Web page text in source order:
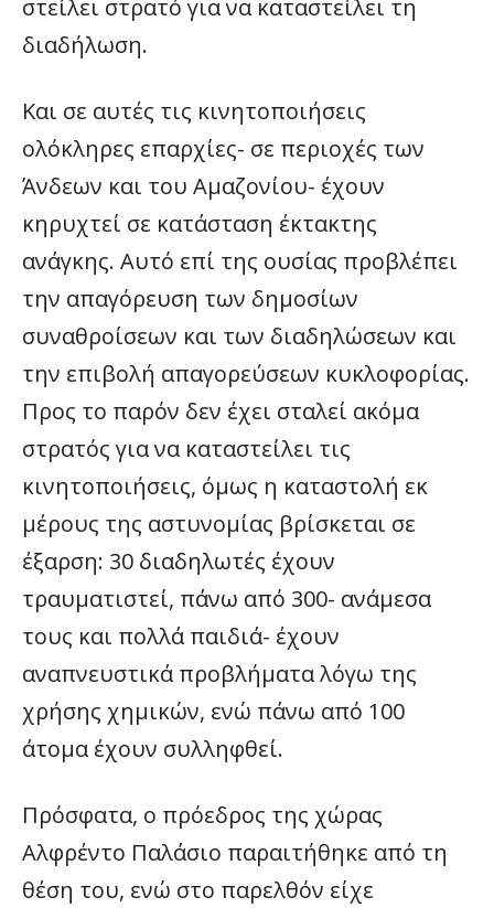
στείλει στρατό για να καταστείλει τη
διαδήλωση.
Και σε αυτές τις κινητοποιήσεις
ολόκληρες επαρχίες- σε περιοχές των
Άνδεων και του Αμαζονίου- έχουν
κηρυχτεί σε κατάσταση έκτακτης
ανάγκης. Αυτό επί της ουσίας προβλέπει
την απαγόρευση των δημοσίων
συναθροίσεων και των διαδηλώσεων και
την επιβολή απαγορεύσεων κυκλοφορίας.
Προς το παρόν δεν έχει σταλεί ακόμα
στρατός για να καταστείλει τις
κινητοποιήσεις, όμως η καταστολή εκ
μέρους της αστυνομίας βρίσκεται σε
έξαρση: 30 διαδηλωτές έχουν
τραυματιστεί, πάνω από 300- ανάμεσα
τους και πολλά παιδιά- έχουν
αναπνευστικά προβλήματα λόγω της
χρήσης χημικών, ενώ πάνω από 100
άτομα έχουν συλληφθεί.
Πρόσφατα, ο πρόεδρος της χώρας
Αλφρέντο Παλάσιο παραιτήθηκε από τη
θέση του, ενώ στο παρελθόν είχε